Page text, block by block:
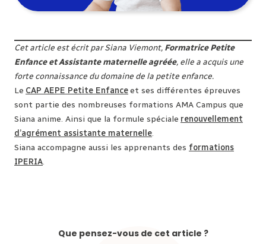
Cet article est écrit par Siana Viemont, Formatrice Petite
Enfance et Assistante maternelle agréée, elle a acquis une
forte connaissance du domaine de la petite enfance.
Le CAP AEPE Petite Enfanceet ses différentes épreuves
sont partie des nombreuses formations AMA Campus que
Siana anime. Ainsi que la formule spéciale renouvellement
d’agrément assistante maternelle.
Siana accompagne aussi les apprenants des formations
IPERIA.
Que pensez-vous de cet article ?